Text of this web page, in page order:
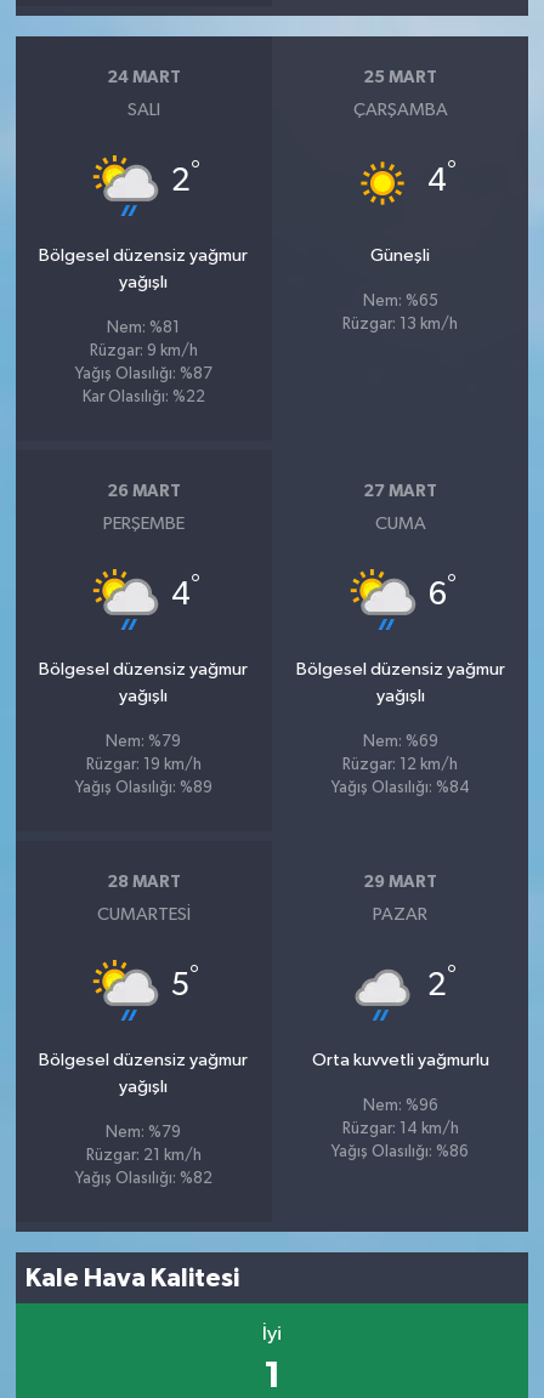
24 MART
SALI
2°
Bölgesel düzensiz yağmur
yağışlı
Nem: %81
Rüzgar: 9 km/h
Yağış Olasılığı: %87
Kar Olasılığı: %22
25 MART
ÇARŞAMBA
4°
Güneşli
Nem: %65
Rüzgar: 13 km/h
26 MART
PERŞEMBE
4°
Bölgesel düzensiz yağmur
yağışlı
Nem: %79
Rüzgar: 19 km/h
Yağış Olasılığı: %89
27 MART
CUMA
6°
Bölgesel düzensiz yağmur
yağışlı
Nem: %69
Rüzgar: 12 km/h
Yağış Olasılığı: %84
28 MART
CUMARTESI
5°
Bölgesel düzensiz yağmur
yağışlı
Nem: %79
Rüzgar: 21 km/h
Yağış Olasılığı: %82
29 MART
PAZAR
2°
Orta kuvvetli yağmurlu
Nem: %96
Rüzgar: 14 km/h
Yağış Olasılığı: %86
Kale Hava Kalitesi
İyi
1